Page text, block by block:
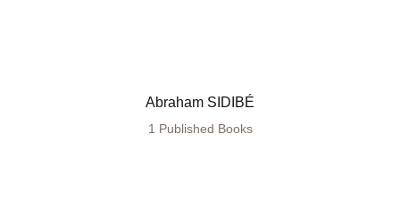
Abraham SIDIBÉ
1 Published Books